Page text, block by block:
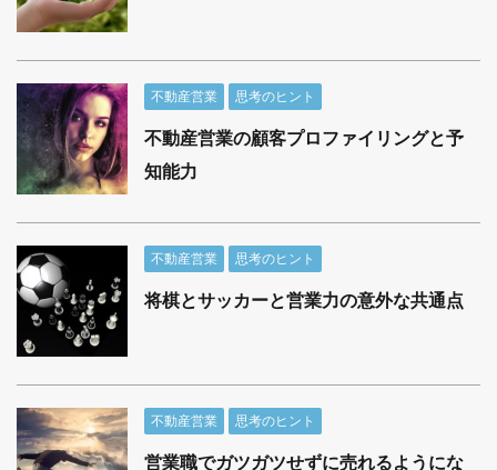
不動産営業 思考のヒント
不動産営業の顧客プロファイリングと予
知能力
不動産営業 思考のヒント
将棋とサッカーと営業力の意外な共通点
不動産営業 思考のヒント
営業職でガツガツせずに売れるようにな